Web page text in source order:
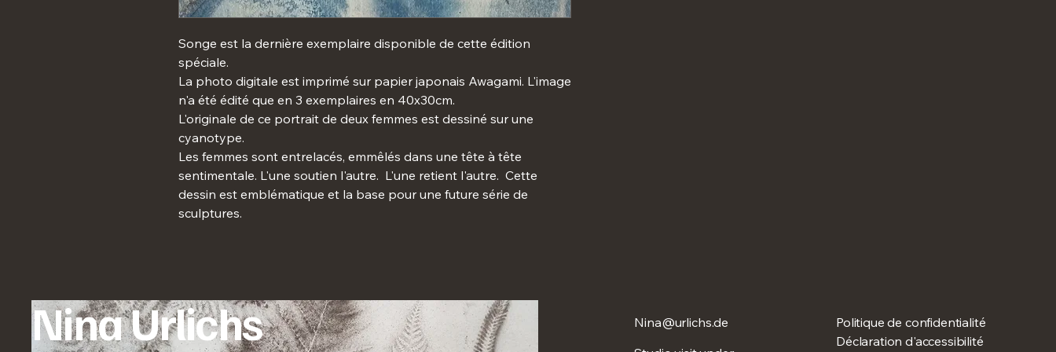
Songe est la dernière exemplaire disponible de cette édition
spéciale.
La photo digitale est imprimé sur papier japonais Awagami. L'image
n'a été édité que en 3 exemplaires en 40x30cm.
L'originale de ce portrait de deux femmes est dessiné sur une
cyanotype.
Les femmes sont entrelacés, emmêlés dans une tête à tête
sentimentale. L'une soutien l'autre. L'une retient l'autre. Cette
dessin est emblématique et la base pour une future série de
sculptures.
Nina Urlichs
Nina@urlichs.de
Politique de confidentialité
Déclaration d'accessibilité